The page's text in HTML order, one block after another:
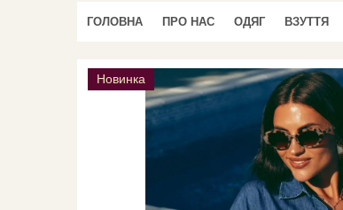
ГОЛОВНА ПРО НАС ОДЯГ ВЗУТТЯ
Новинка